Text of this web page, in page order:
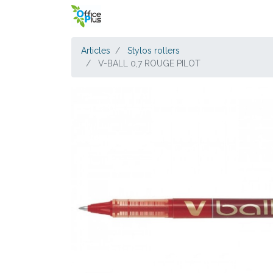
Articles
Stylos rollers
V-BALL 0,7 ROUGE PILOT